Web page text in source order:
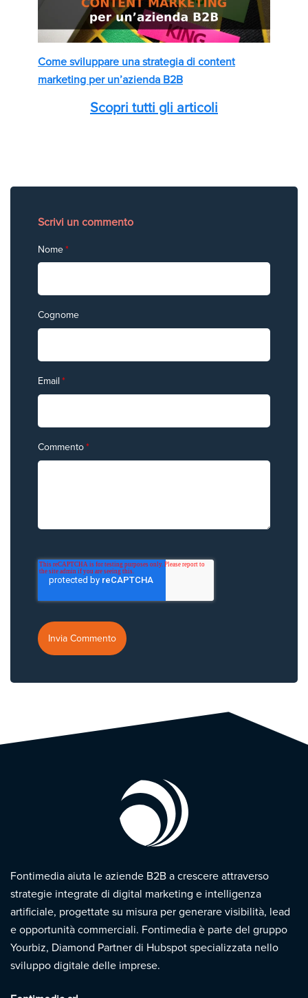
Come sviluppare una strategia di content
marketing per un’azienda B2B
Scopri tutti gli articoli
Scrivi un commento
Nome*
Cognome
Email *
Commento*
Fontimedia aiuta le aziende B2B a crescere attraverso
strategie integrate di digital marketing e intelligenza
artificiale, progettate su misura per generare visibilità, lead
e opportunità commerciali. Fontimedia è parte del gruppo
Yourbiz, Diamond Partner di Hubspot specializzata nello
sviluppo digitale delle imprese.